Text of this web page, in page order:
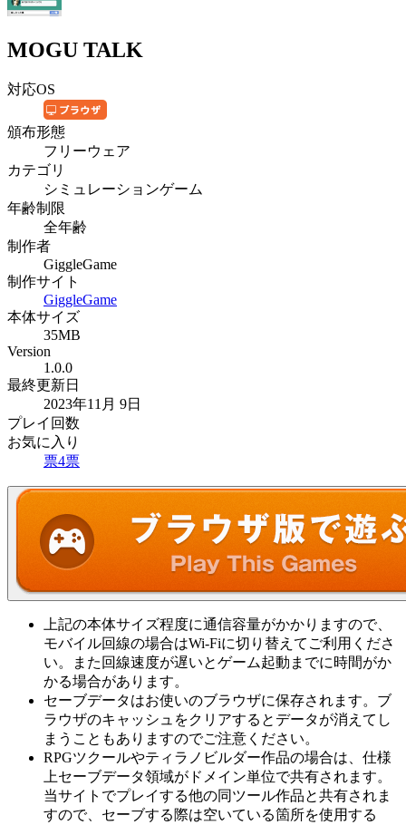
MOGU TALK
対応OS
頒布形態
フリーウェア
カテゴリ
シミュレーションゲーム
年齢制限
全年齢
制作者
GiggleGame
制作サイト
GiggleGame
本体サイズ
35MB
Version
1.0.0
最終更新日
2023年11月 9日
プレイ回数
お気に入り
票4票
上記の本体サイズ程度に通信容量がかかりますので、
モバイル回線の場合はWi-Fiに切り替えてご利用くださ
い。また回線速度が遅いとゲーム起動までに時間がか
かる場合があります。
セーブデータはお使いのブラウザに保存されます。ブ
ラウザのキャッシュをクリアするとデータが消えてし
まうこともありますのでご注意ください。
RPGツクールやティラノビルダー作品の場合は、仕様
上セーブデータ領域がドメイン単位で共有されます。
当サイトでプレイする他の同ツール作品と共有されま
すので、セーブする際は空いている箇所を使用する